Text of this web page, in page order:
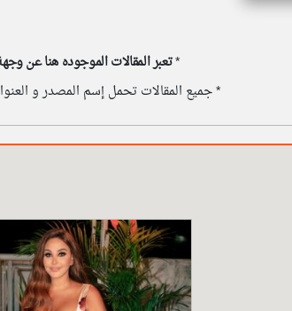
*تعبر المقالات الموجوده هنا عن
* جميع المقالات تحمل إسم المصدر و